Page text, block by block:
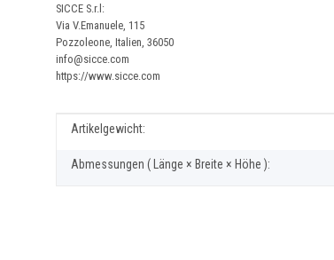
SICCE S.r.l:
Via V.Emanuele, 115
Pozzoleone, Italien, 36050
info@sicce.com
https://www.sicce.com
Produkteigenschaft
Wert
Artikelgewicht:
Abmessungen ( Länge × Breite × Höhe ):